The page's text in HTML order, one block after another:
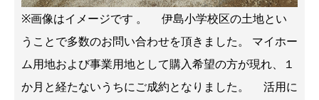
※画像はイメージです 。 伊島小学校区の土地とい
うことで多数のお問い合わせを頂きました。 マイホー
ム用地および事業用地として購入希望の方が現れ、１
か月と経たないうちにご成約となりました。 活用に